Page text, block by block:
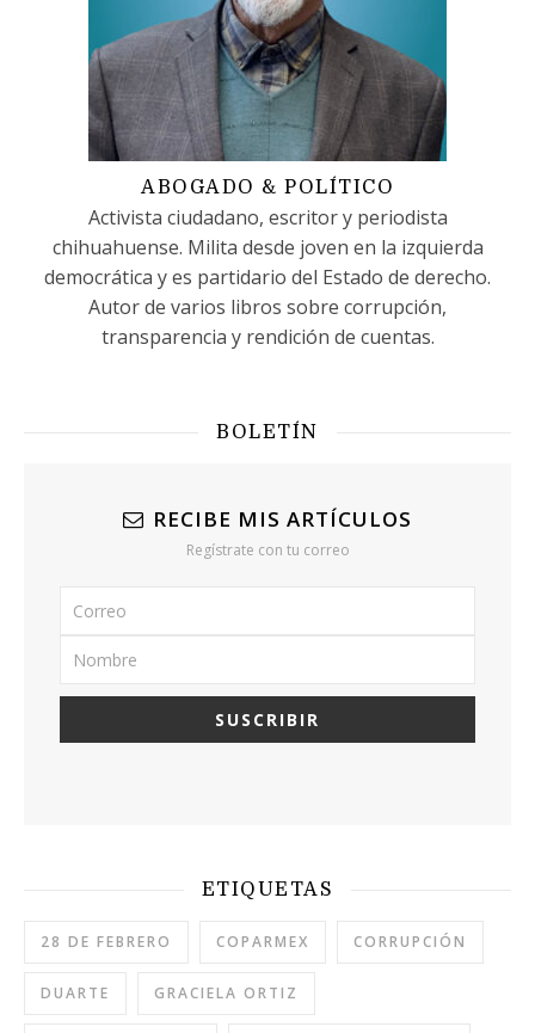
ABOGADO & POLÍTICO
Activista ciudadano, escritor y periodista
chihuahuense. Milita desde joven en la izquierda
democrática y es partidario del Estado de derecho.
Autor de varios libros sobre corrupción,
transparencia y rendición de cuentas.
BOLETÍN
RECIBE MIS ARTÍCULOS
Regístrate con tu correo
ETIQUETAS
28 DE FEBRERO COPARMEX CORRUPCIÓN
DUARTE GRACIELA ORTIZ